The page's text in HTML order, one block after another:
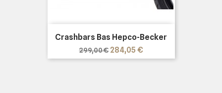
Crashbars Bas Hepco-Becker
Prix
de
299,00 € Prix
284,05 €